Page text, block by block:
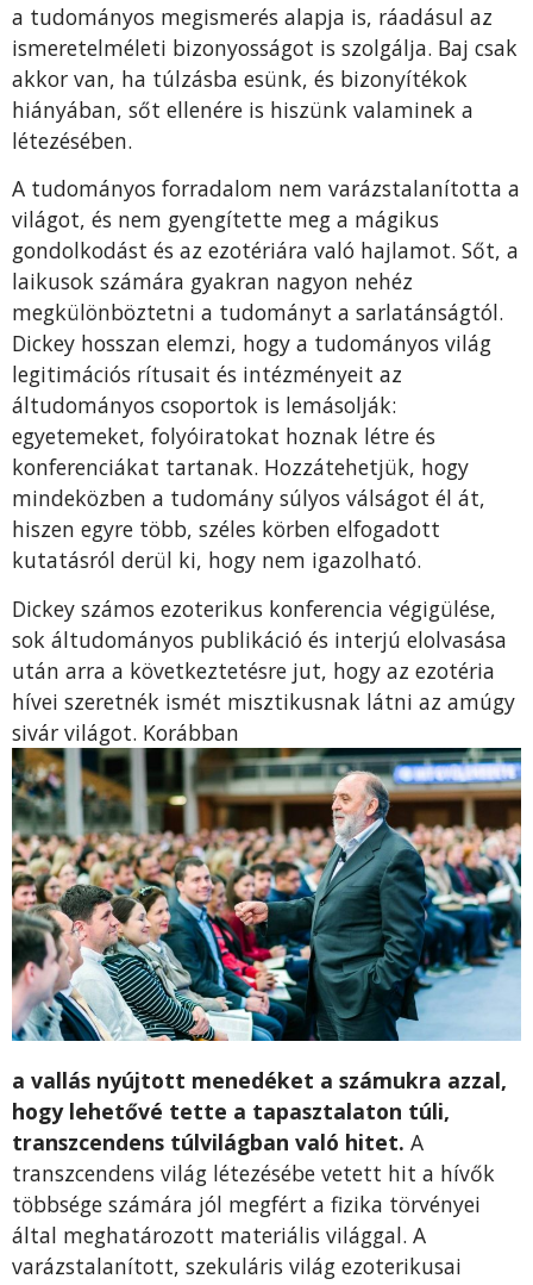
a tudományos megismerés alapja is, ráadásul az
ismeretelméleti bizonyosságot is szolgálja. Baj csak
akkor van, ha túlzásba esünk, és bizonyítékok
hiányában, sőt ellenére is hiszünk valaminek a
létezésében.
A tudományos forradalom nem varázstalanította a
világot, és nem gyengítette meg a mágikus
gondolkodást és az ezotériára való hajlamot. Sőt, a
laikusok számára gyakran nagyon nehéz
megkülönböztetni a tudományt a sarlatánságtól.
Dickey hosszan elemzi, hogy a tudományos világ
legitimációs rítusait és intézményeit az
áltudományos csoportok is lemásolják:
egyetemeket, folyóiratokat hoznak létre és
konferenciákat tartanak. Hozzátehetjük, hogy
mindeközben a tudomány súlyos válságot él át,
hiszen egyre több, széles körben elfogadott
kutatásról derül ki, hogy nem igazolható.
Dickey számos ezoterikus konferencia végigülése,
sok áltudományos publikáció és interjú elolvasása
után arra a következtetésre jut, hogy az ezotéria
hívei szeretnék ismét misztikusnak látni az amúgy
sivár világot. Korábban
a vallás nyújtott menedéket a számukra azzal,
hogy lehetővé tette a tapasztalaton túli,
transzcendens túlvilágban való hitet. A
transzcendens világ létezésébe vetett hit a hívők
többsége számára jól megfért a fizika törvényei
által meghatározott materiális világgal. A
varázstalanított, szekuláris világ ezoterikusai